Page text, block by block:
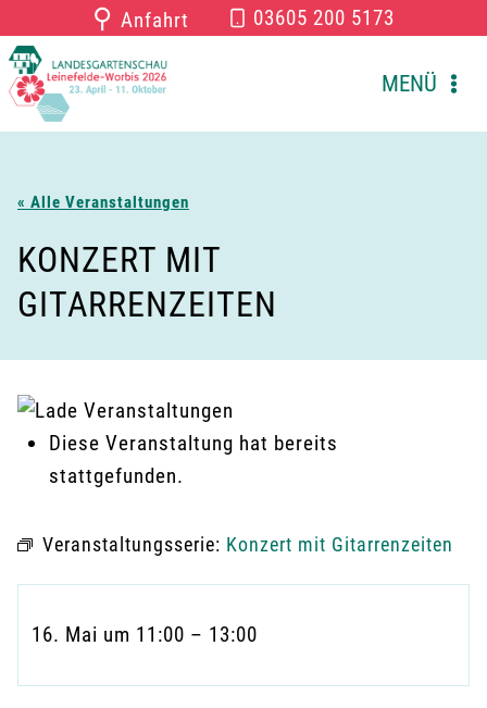
Inhalt
springen
⚲ Anfahrt 03605 200 5173
MENÜ
« Alle Veranstaltungen
KONZERT MIT
GITARRENZEITEN
Diese Veranstaltung hat bereits
stattgefunden.
Veranstaltungsserie: Konzert mit Gitarrenzeiten
16. Mai um 11:00 – 13:00